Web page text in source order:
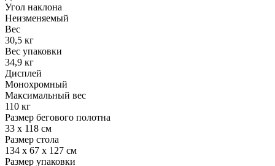
Угол наклона
Неизменяемый
Вес
30,5 кг
Вес упаковки
34,9 кг
Дисплей
Монохромный
Максимальный вес
110 кг
Размер бегового полотна
33 х 118 см
Размер стола
134 х 67 х 127 см
Размер упаковки